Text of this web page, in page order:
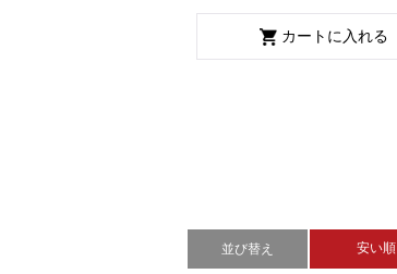
カートに入れる
並び替え 安い順